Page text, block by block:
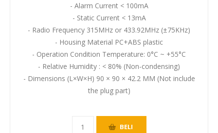
- Alarm Current < 100mA
- Static Current < 13mA
- Radio Frequency 315MHz or 433.92MHz (±75KHz)
- Housing Material PC+ABS plastic
- Operation Condition Temperature: 0°C ~ +55°C
- Relative Humidity : < 80% (Non-condensing)
- Dimensions (L×W×H) 90 × 90 × 42.2 MM (Not include
the plug part)